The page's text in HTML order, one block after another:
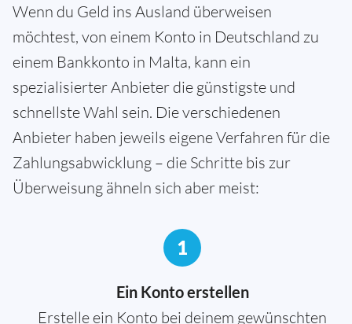
Wenn du Geld ins Ausland überweisen
möchtest, von einem Konto in Deutschland zu
einem Bankkonto in Malta, kann ein
spezialisierter Anbieter die günstigste und
schnellste Wahl sein. Die verschiedenen
Anbieter haben jeweils eigene Verfahren für die
Zahlungsabwicklung – die Schritte bis zur
Überweisung ähneln sich aber meist:
1
Ein Konto erstellen
Erstelle ein Konto bei deinem gewünschten